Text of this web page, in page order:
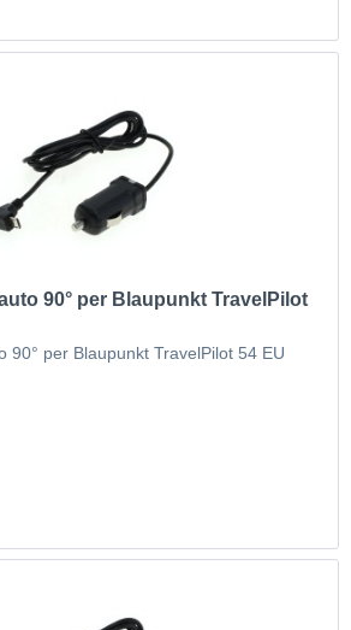
90° per Blaupunkt TravelPilot
90° per Blaupunkt TravelPilot 54 EU